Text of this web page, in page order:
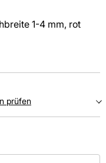
1-4 mm, rot
prüfen